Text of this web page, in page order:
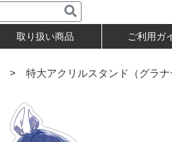
取り扱い商品 ご利用ガ
> 特大アクリルスタンド（グラナ